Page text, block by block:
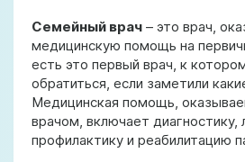
Семейный врач – это врач,
медицинскую помощь на
есть это первый врач, к
обратиться, если заметили
Медицинская помощь,
врачом, включает диагностику,
профилактику и реабилитацию